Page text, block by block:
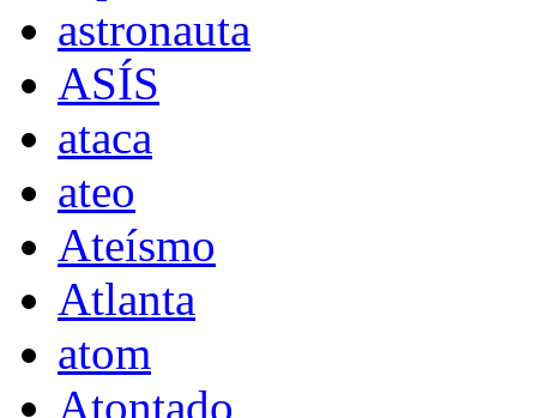
astronauta
ASÍS
ataca
ateo
Ateísmo
Atlanta
atom
Atontado